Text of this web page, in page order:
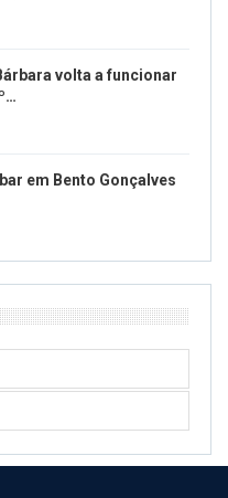
volta a funcionar
em Bento Gonçalves